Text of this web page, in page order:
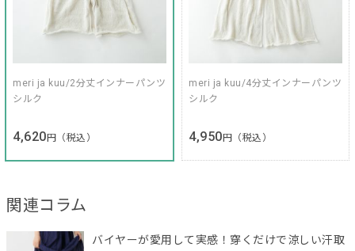
meri ja kuu/2分丈インナーパンツ
シルク
4,620 円（税込）
meri ja kuu/4分丈インナーパンツ
シルク
4,950 円（税込）
関連コラム
バイヤーが愛用して実感！穿くだけで涼しい汗取